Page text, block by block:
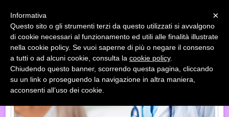
INDIETRO « »
IL PERCORSO
×
Informativa
Questo sito o gli strumenti terzi da questo utilizzati si avvalgono
di cookie necessari al funzionamento ed utili alle finalità illustrate
nella cookie policy. Se vuoi saperne di più o negare il consenso
a tutti o ad alcuni cookie, consulta la cookie policy.
Chiudendo questo banner, scorrendo questa pagina, cliccando
su un link o proseguendo la navigazione in altra maniera,
acconsenti all’uso dei cookie.